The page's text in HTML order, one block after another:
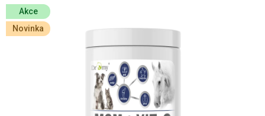
Akce
Novinka